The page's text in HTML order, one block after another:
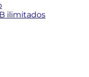
ilimitados